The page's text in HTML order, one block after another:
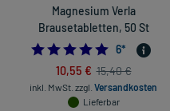
Magnesium Verla
Brausetabletten, 50 St
6*
10,55 € 15,40 €
inkl. MwSt. zzgl. Versandkosten
Lieferbar